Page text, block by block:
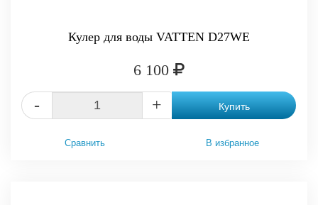
Кулер для воды VATTEN D27WE
6 100
- + Купить
Сравнить В избранное